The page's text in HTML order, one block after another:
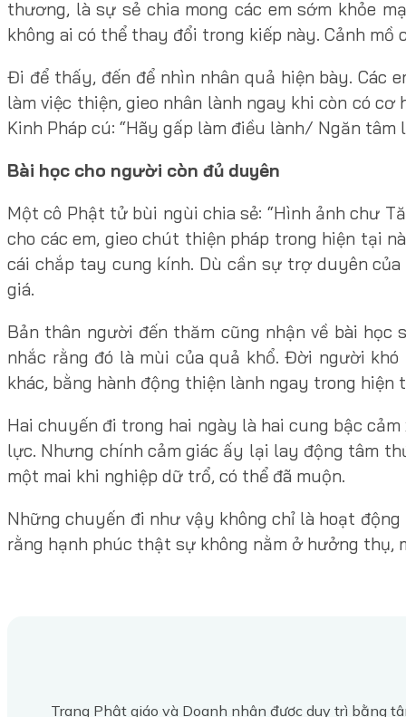
thương, là sự sẻ chia mong các em sớm khỏe
không ai có thể thay đổi trong kiếp này. Cảnh mồ
Đi để thấy, đến để nhìn nhân quả hiện bày.
làm việc thiện, gieo nhân lành ngay khi còn có
Kinh Pháp cú: “Hãy gấp làm điều lành/ Ngăn tâm
Bài học cho người còn đủ duyên
Một cô Phật tử bùi ngùi chia sẻ: “Hình ảnh chư
cho các em, gieo chút thiện pháp trong hiện tại
cái chắp tay cung kính. Dù cần sự trợ duyên
giá.
Bản thân người đến thăm cũng nhận về bài
nhắc rằng đó là mùi của quả khổ. Đời người
khác, bằng hành động thiện lành ngay trong hiện
Hai chuyến đi trong hai ngày là hai cung bậc
lực. Nhưng chính cảm giác ấy lại lay động tâm
một mai khi nghiệp dữ trổ, có thể đã muộn.
Những chuyến đi như vậy không chỉ là hoạt
rằng hạnh phúc thật sự không nằm ở hưởng thụ,
Trang Phật giáo và Doanh nhân được duy trì bằng